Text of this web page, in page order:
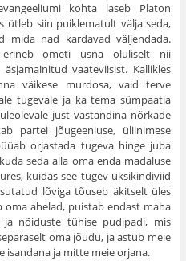
kohta laseb Platon
ütleb siin puiklematult välja seda,
mida nad kardavad väljendada.
eri­neb ometi üsna oluliselt nii
vaateviisist. Kallikles
väikese murdosa, vaid terve
tugevale ja ka tema sümpaatia
just vastandina nõrkade
partei jõugeeniuse, üliinimese
orjastada tugeva hinge juba
seda alla oma enda madaluse
kuidas see tugev üksikindiviid
lõviga tõuseb äkit­selt üles
ahelad, puistab endast maha
ja nõiduste tühise pudipadi, mis
oma jõudu, ja astub meie
isandana ja mitte meie orjana.